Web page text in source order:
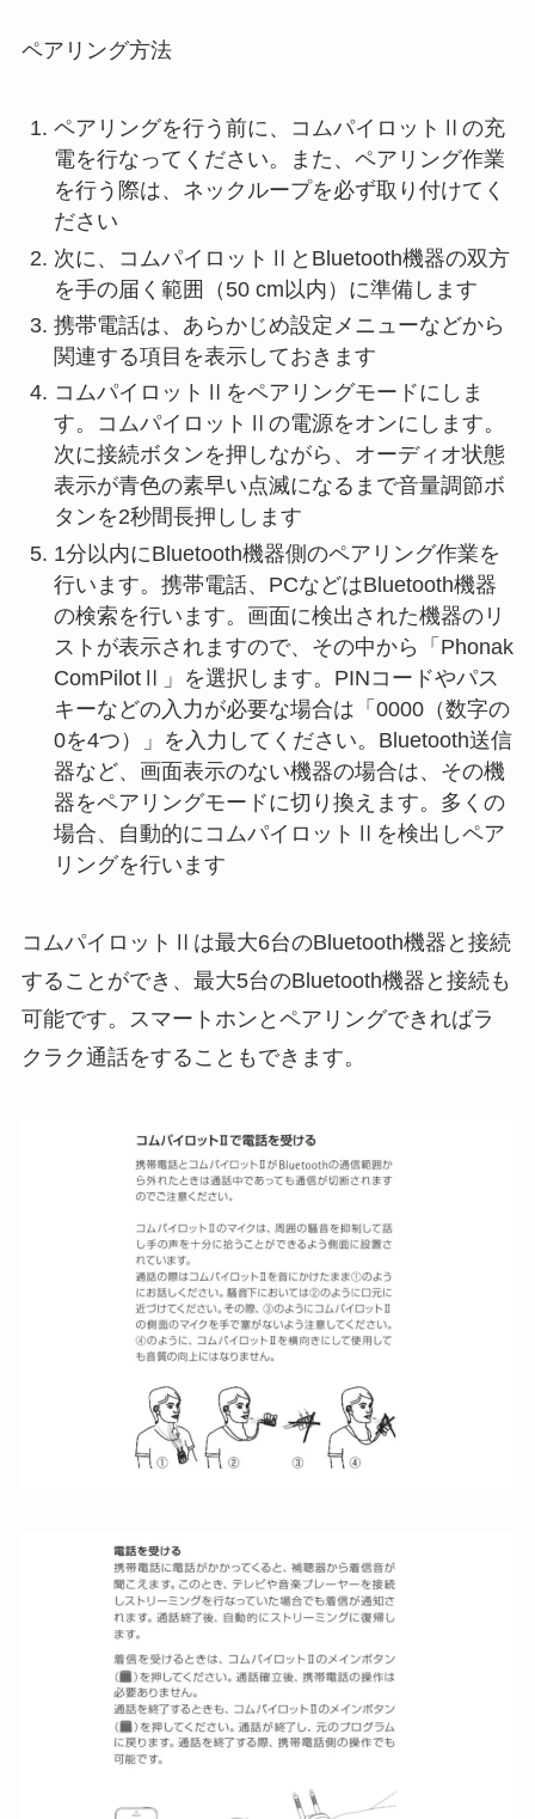
ペアリング方法
ペアリングを行う前に、コムパイロットⅡの充
電を行なってください。また、ペアリング作業
を行う際は、ネックループを必ず取り付けてく
ださい
次に、コムパイロットⅡとBluetooth機器の双方
を手の届く範囲（50 cm以内）に準備します
携帯電話は、あらかじめ設定メニューなどから
関連する項目を表示しておきます
コムパイロットⅡをペアリングモードにしま
す。コムパイロットⅡの電源をオンにします。
次に接続ボタンを押しながら、オーディオ状態
表示が青色の素早い点滅になるまで音量調節ボ
タンを2秒間長押しします
1分以内にBluetooth機器側のペアリング作業を
行います。携帯電話、PCなどはBluetooth機器
の検索を行います。画面に検出された機器のリ
ストが表示されますので、その中から「Phonak
ComPilotⅡ」を選択します。PINコードやパス
キーなどの入力が必要な場合は「0000（数字の
0を4つ）」を入力してください。Bluetooth送信
器など、画面表示のない機器の場合は、その機
器をペアリングモードに切り換えます。多くの
場合、自動的にコムパイロットⅡを検出しペア
リングを行います
コムパイロットⅡは最大6台のBluetooth機器と接続
することができ、最大5台のBluetooth機器と接続も
可能です。スマートホンとペアリングできればラ
クラク通話をすることもできます。